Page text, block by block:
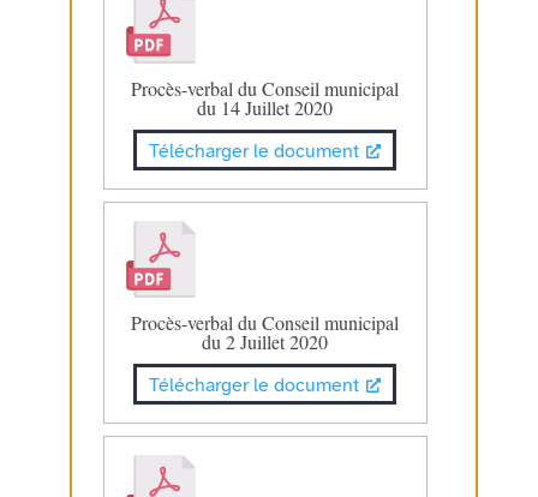
Procès-verbal du Conseil municipal
du 14 Juillet 2020
Télécharger le document
Procès-verbal du Conseil municipal
du 2 Juillet 2020
Télécharger le document